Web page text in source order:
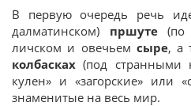
В первую очередь речь
далматинском) пршуте(по
личском и овечьем сыре, а
колбасках (под странными
кулен» и «загорские» или
знаменитые на весь мир.